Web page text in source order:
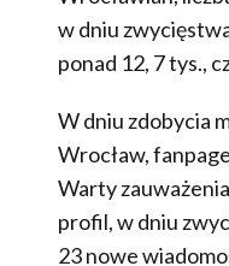
w dniu
ponad 12, 7 tys.,
W dniu zdobycia
Wrocław,
Warty
profil, w dniu
23 nowe